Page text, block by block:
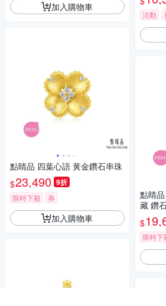
加入購物車
點睛品 四葉心語 黃金鑽石串珠
$23,490 9折
限時下殺 券
加入購物車
活動
點睛
藏 鑽
$
限時下